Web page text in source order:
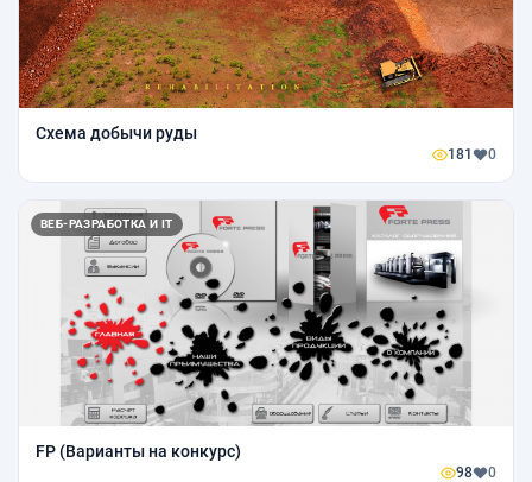
Схема добычи руды
181 0
ВЕБ-РАЗРАБОТКА И IT
FP (Варианты на конкурс)
98 0